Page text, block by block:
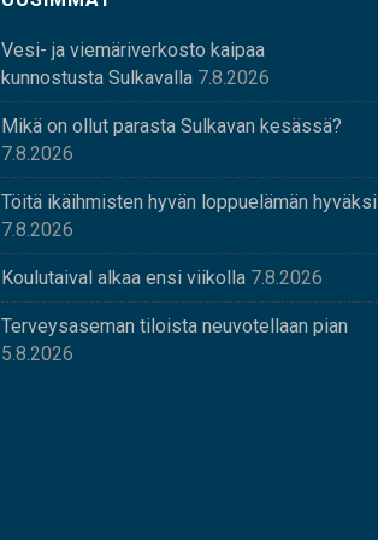
Vesi- ja viemäriverkosto kaipaa
kunnostusta Sulkavalla 7.8.2026
Mikä on ollut parasta Sulkavan kesässä?
7.8.2026
Töitä ikäihmisten hyvän loppuelämän hyväksi
7.8.2026
Koulutaival alkaa ensi viikolla 7.8.2026
Terveysaseman tiloista neuvotellaan pian
5.8.2026